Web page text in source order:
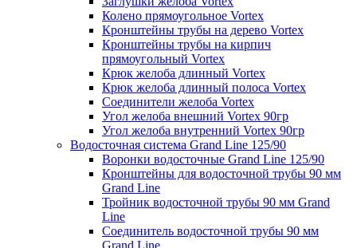
Колено прямоугольное Vortex
Кронштейны трубы на дерево Vortex
Кронштейны трубы на кирпич
прямоугольный Vortex
Крюк желоба длинный Vortex
Крюк желоба длинный полоса Vortex
Соединители желоба Vortex
Угол желоба внешний Vortex 90гр
Угол желоба внутренний Vortex 90гр
Водосточная система Grand Line 125/90
Воронки водосточные Grand Line 125/90
Кронштейны для водосточной трубы 90 мм
Grand Line
Тройник водосточной трубы 90 мм Grand
Line
Соединитель водосточной трубы 90 мм
Grand Line